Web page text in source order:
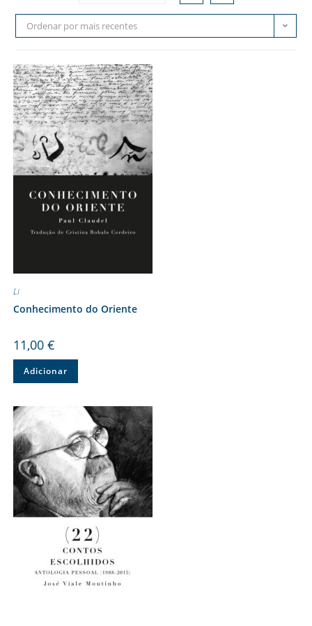
Ordenar por mais recentes
Li
Conhecimento do Oriente
11,00 €
Adicionar